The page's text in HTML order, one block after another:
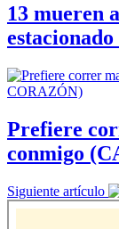
13 mueren
Prefiere
conmigo
Siguiente artículo